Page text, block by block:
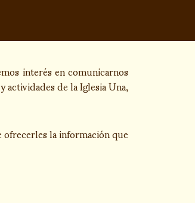
interés en comunicarnos
de la Iglesia Una,
la información que